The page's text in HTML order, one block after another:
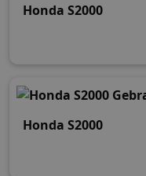
Honda S2000
Honda S2000